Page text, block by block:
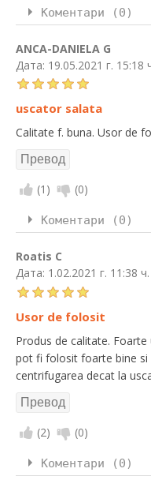
Коментари (0)
ANCA-DANIELA G
Дата: 19.05.2021 г. 15:18
uscator salata
Calitate f. buna. Usor de
(1 ) (0)
Коментари (0)
Roatis C
Дата: 1.02.2021 г. 11:38 ч.
Usor de folosit
Produs de calitate.
pot fi folosit foarte bine
centrifugarea decat la
(2) (0)
Коментари (0)